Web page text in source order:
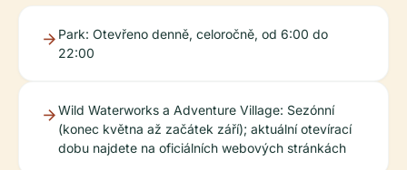
Park: Otevřeno denně, celoročně, od 6:00 do
22:00
Wild Waterworks a Adventure Village: Sezónní
(konec května až začátek září); aktuální otevírací
dobu najdete na oficiálních webových stránkách